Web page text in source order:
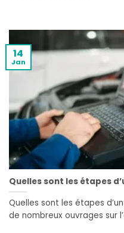
Quelles sont les étapes
Quelles sont les étapes
de nombreux ouvrages sur
14
Jan